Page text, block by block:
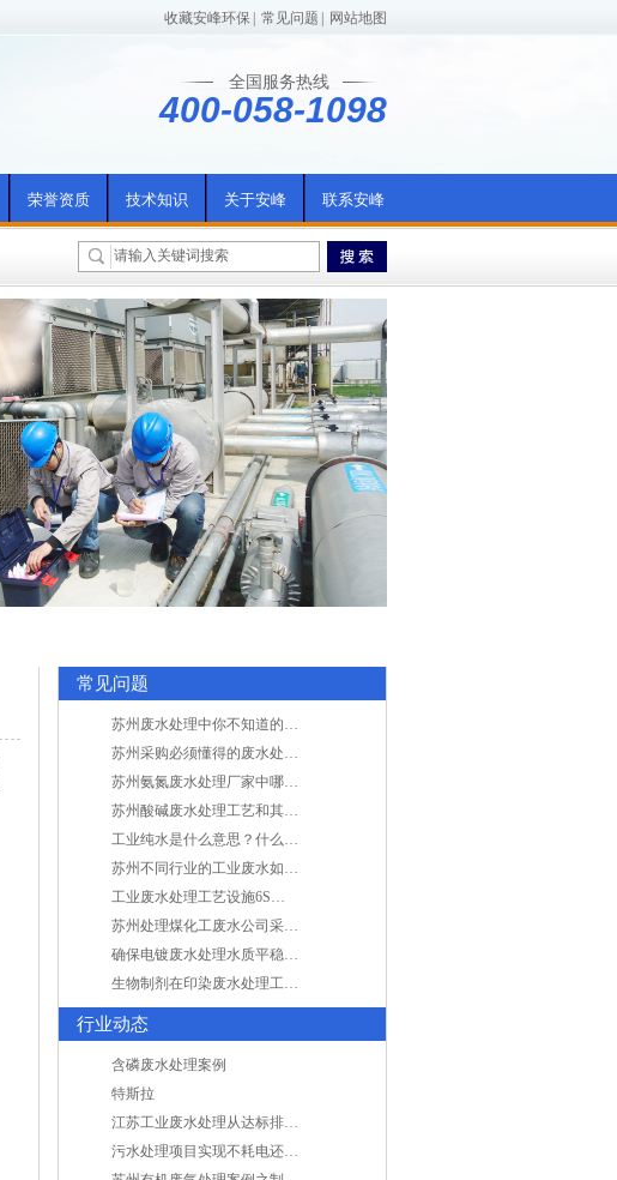
收藏安峰环保 常见问题 网站地图
全国服务热线
400-058-1098
荣誉资质 技术知识 关于安峰 联系安峰
常见问题
苏州废水处理中你不知道的工艺全在这里
苏州采购必须懂得的废水处理问题，值得收藏！
苏州氨氮废水处理厂家中哪家最专业？
苏州酸碱废水处理工艺和其他废水处理的区别
工业纯水是什么意思？什么是纯水处理？
苏州不同行业的工业废水如何处理的？
工业废水处理工艺设施6S现场管理
苏州处理煤化工废水公司采用哪些工艺方法?
确保电镀废水处理水质平稳因素有哪些？
生物制剂在印染废水处理工艺技术中效果如何？
行业动态
含磷废水处理案例
特斯拉
江苏工业废水处理从达标排放到零排放
污水处理项目实现不耗电还省电的技术革新